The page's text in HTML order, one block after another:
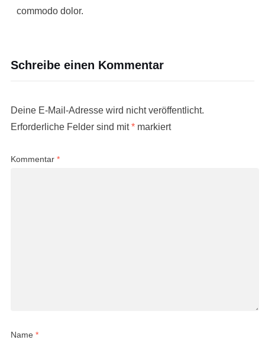
commodo dolor.
Schreibe einen Kommentar
Deine E-Mail-Adresse wird nicht veröffentlicht.
Erforderliche Felder sind mit*markiert
Kommentar *
Name *